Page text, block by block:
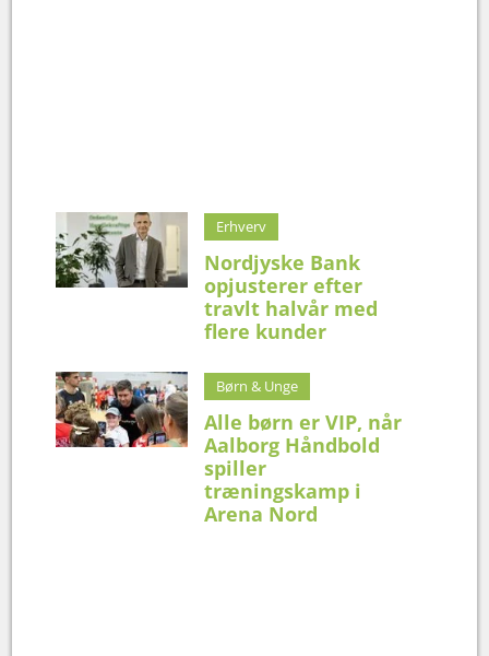
Erhverv
Nordjyske Bank
opjusterer efter
travlt halvår med
flere kunder
Børn & Unge
Alle børn er VIP, når
Aalborg Håndbold
spiller
træningskamp i
Arena Nord